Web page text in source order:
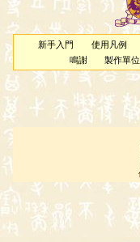
新手入門 使用凡例
鳴謝
製作單位